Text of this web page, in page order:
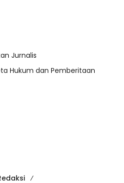
Jurnalis
Hukum dan Pemberitaan